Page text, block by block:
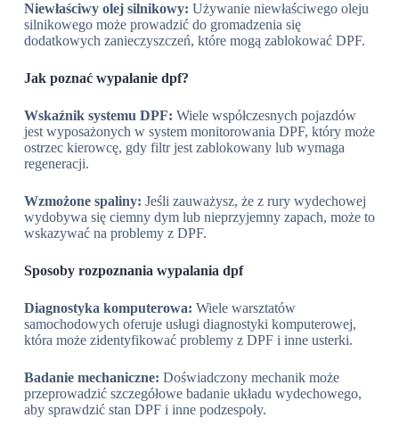
Niewłaściwy olej silnikowy: Używanie niewłaściwego oleju
silnikowego może prowadzić do gromadzenia się
dodatkowych zanieczyszczeń, które mogą zablokować DPF.
Jak poznać wypalanie dpf?
Wskaźnik systemu DPF: Wiele współczesnych pojazdów
jest wyposażonych w system monitorowania DPF, który może
ostrzec kierowcę, gdy filtr jest zablokowany lub wymaga
regeneracji.
Wzmożone spaliny: Jeśli zauważysz, że z rury wydechowej
wydobywa się ciemny dym lub nieprzyjemny zapach, może to
wskazywać na problemy z DPF.
Sposoby rozpoznania wypalania dpf
Diagnostyka komputerowa: Wiele warsztatów
samochodowych oferuje usługi diagnostyki komputerowej,
która może zidentyfikować problemy z DPF i inne usterki.
Badanie mechaniczne: Doświadczony mechanik może
przeprowadzić szczegółowe badanie układu wydechowego,
aby sprawdzić stan DPF i inne podzespoły.